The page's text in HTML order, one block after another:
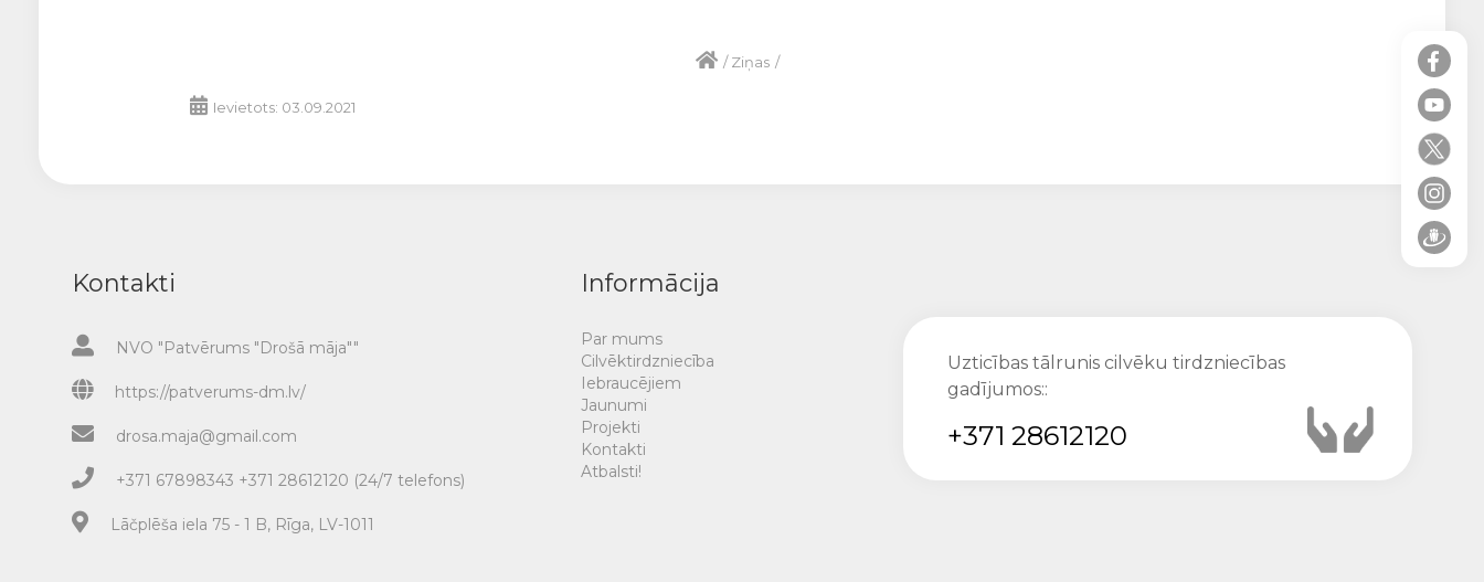
/Ziņas /
Ievietots: 03.09.2021
Kontakti
NVO "Patvērums "Drošā māja""
https://patverums-dm.lv/
drosa.maja@gmail.com
+371 67898343 +371 28612120 (24/7 telefons)
Lāčplēša iela 75 - 1 B, Rīga, LV-1011
Informācija
Par mums
Cilvēktirdzniecība
Iebraucējiem
Jaunumi
Projekti
Kontakti
Atbalsti!
Uzticības tālrunis cilvēku tirdzniecības
gadījumos::
+371 28612120